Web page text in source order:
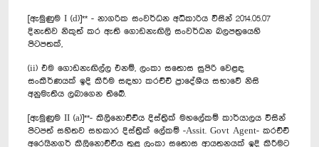
[ඇමුණුම I (d)]** - නාගරික සංවර්ධන අධිකාරිය විසින් 2014.05.07
දිනැතිව නිකුත් කර ඇති ගොඩනැඟිලි සංවර්ධන බලපත්‍රයෙහි
පිටපතක්,
(ii) එම ගොඩනැඟිල්ල එනම්, ලංකා සතොස සුපිරි වෙළඳ
සංකීර්ණයක් ඉදි කිරීම සඳහා කරච්චි ප්‍රාදේශීය සභාවේ නිසි
අනුමැතිය ලබාගෙන තිබේ.
[ඇමුණුම II (a)]**- කිලිනොච්චිය දිස්ත්‍රික් මහලේකම් කාර්යාලය විසින්
පිටපත් සහිතව සහකාර දිස්ත්‍රික් ලේකම් -Assit. Govt Agent- කරච්චි
අරෙයිනගර් කිලිනොච්චිය තුළ ලංකා සතොස ආයතනයක් ඉදි කිරීමට